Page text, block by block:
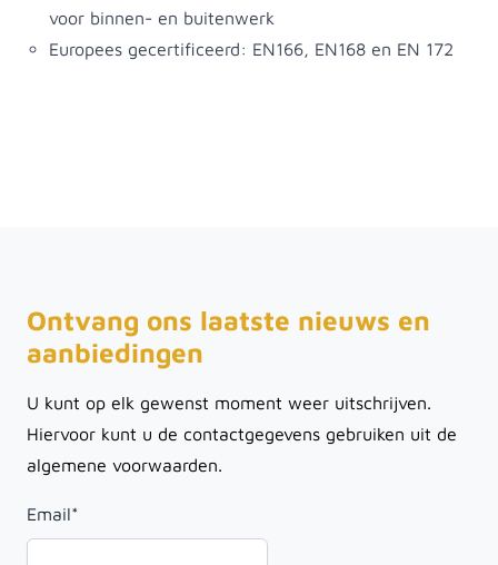
voor binnen- en buitenwerk
Europees gecertificeerd: EN166, EN168 en EN 172
Ontvang ons laatste nieuws en
aanbiedingen
U kunt op elk gewenst moment weer uitschrijven.
Hiervoor kunt u de contactgegevens gebruiken uit de
algemene voorwaarden.
Email*